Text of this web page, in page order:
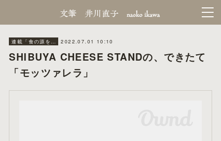
連載「食の源をたどれば」月刊日本橋 2022.07.01 10:10
SHIBUYA CHEESE STANDの、できたて
「モッツァレラ」